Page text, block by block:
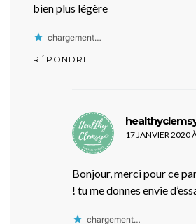
bien plus légère
chargement…
RÉPONDRE
17 JANVIER 2020
Bonjour, merci pour ce
! tu me donnes envie
chargement…